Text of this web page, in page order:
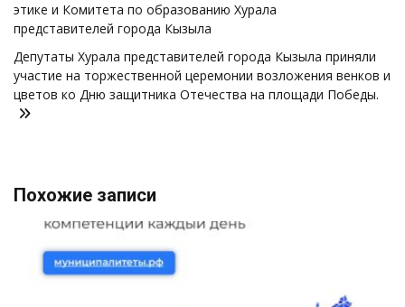
этике и Комитета по образованию Хурала
представителей города Кызыла
Депутаты Хурала представителей города Кызыла приняли
участие на торжественной церемонии возложения венков и
цветов ко Дню защитника Отечества на площади Победы.
Похожие записи